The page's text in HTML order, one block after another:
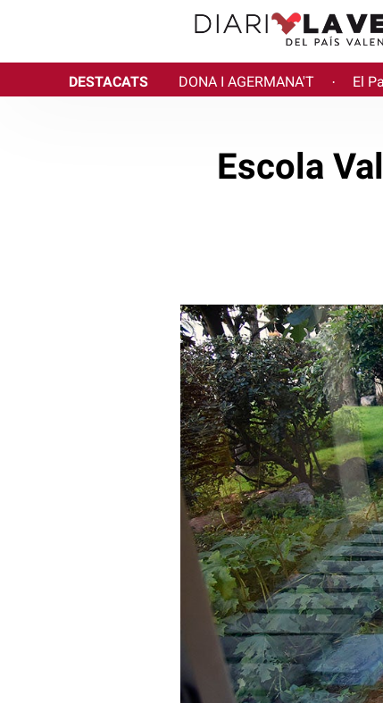
DESTACATS DONA I AGERMANA'T · El
Escola